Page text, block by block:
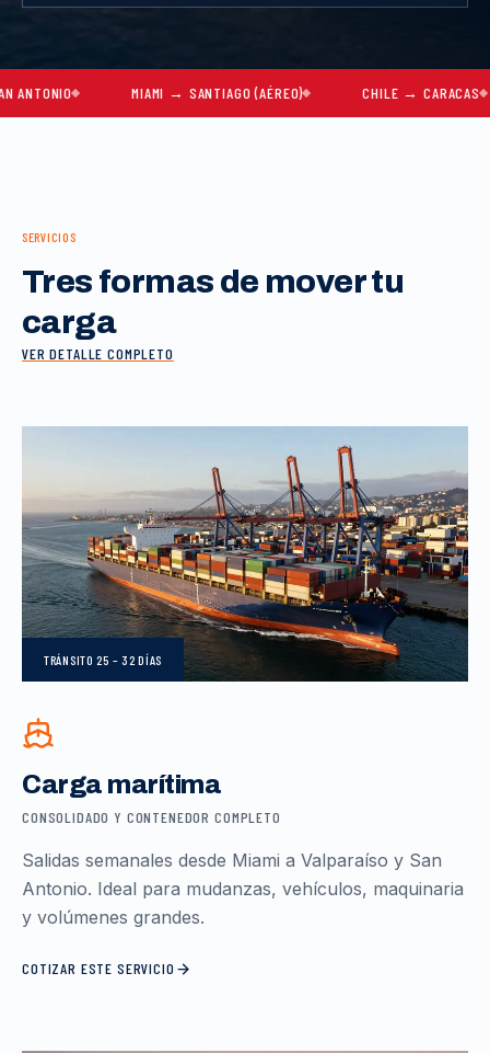
MIAMI → SANTIAGO (AÉREO) CHILE → CARACAS
SERVICIOS
Tres formas de mover tu
carga
VER DETALLE COMPLETO
TRÁNSITO 25 – 32 DÍAS
Carga marítima
CONSOLIDADO Y CONTENEDOR COMPLETO
Salidas semanales desde Miami a Valparaíso y San
Antonio. Ideal para mudanzas, vehículos, maquinaria
y volúmenes grandes.
COTIZAR ESTE SERVICIO